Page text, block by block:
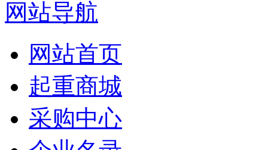
网站导航
网站首页
起重商城
采购中心